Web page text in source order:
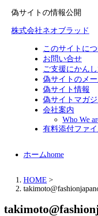
偽サイトの情報公開
株式会社ネオブラッド
このサイトに
お問い合せ
ご支援にかん
偽サイトのメ
偽サイト情報
偽サイトマガジ
会社案内
Who We
有料添付ファイ
ホームhome
HOME >